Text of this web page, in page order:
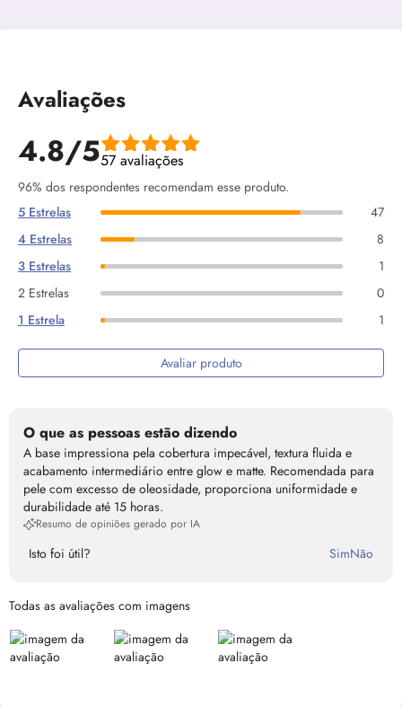
Avaliações
4.8/557 avaliações
96% dos respondentes recomendam esse produto.
5 Estrelas
47
4 Estrelas
8
3 Estrelas
1
2 Estrelas
0
1 Estrela
1
Avaliar produto
O que as pessoas estão dizendo
A base impressiona pela cobertura impecável, textura fluida e
acabamento intermediário entre glow e matte. Recomendada para
pele com excesso de oleosidade, proporciona uniformidade e
durabilidade até 15 horas.
Resumo de opiniões gerado por IA
Isto foi útil? SimNão
Todas as avaliações com imagens